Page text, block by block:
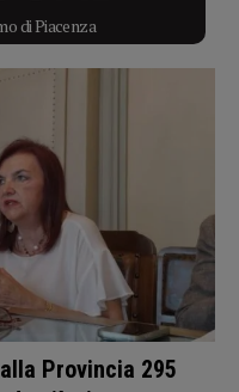
di Piacenza
Provincia 295